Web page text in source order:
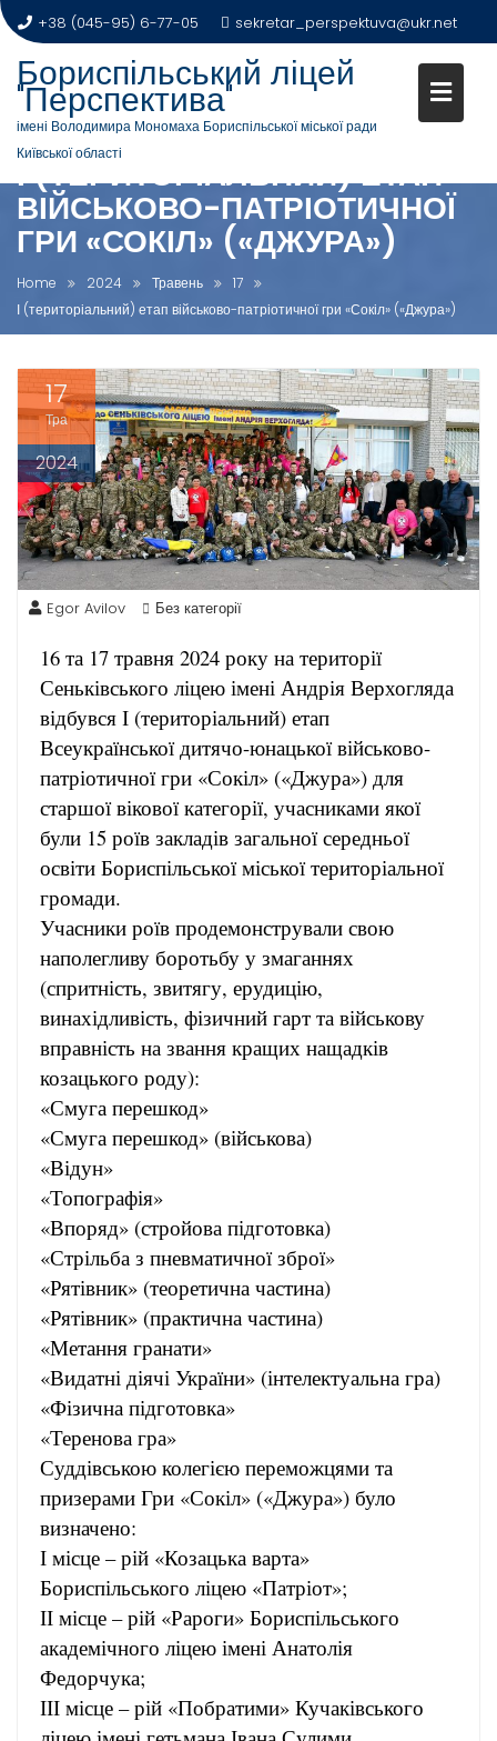
+38 (045-95) 6-77-05 sekretar_perspektuva@ukr.net
Бориспільський ліцей
"Перспектива"
імені Володимира Мономаха Бориспільської міської ради
Київської області
І (ТЕРИТОРІАЛЬНИЙ) ЕТАП
ВІЙСЬКОВО-ПАТРІОТИЧНОЇ
ГРИ «СОКІЛ» («ДЖУРА»)
Home 2024 Травень
17
І (територіальний) етап військово-патріотичної гри «Сокіл» («Джура»)
17
Тра
2024
Egor Avilov Без категорії
16 та 17 травня 2024 року на території
Сеньківського ліцею імені Андрія Верхогляда
відбувся І (територіальний) етап
Всеукраїнської дитячо-юнацької військово-
патріотичної гри «Сокіл» («Джура») для
старшої вікової категорії, учасниками якої
були 15 роїв закладів загальної середньої
освіти Бориспільської міської територіальної
громади.
Учасники роїв продемонстрували свою
наполегливу боротьбу у змаганнях
(спритність, звитягу, ерудицію,
винахідливість, фізичний гарт та військову
вправність на звання кращих нащадків
козацького роду):
«Смуга перешкод»
«Смуга перешкод» (військова)
«Відун»
«Топографія»
«Впоряд» (стройова підготовка)
«Стрільба з пневматичної зброї»
«Рятівник» (теоретична частина)
«Рятівник» (практична частина)
«Метання гранати»
«Видатні діячі України» (інтелектуальна гра)
«Фізична підготовка»
«Теренова гра»
Суддівською колегією переможцями та
призерами Гри «Сокіл» («Джура») було
визначено:
І місце – рій «Козацька варта»
Бориспільського ліцею «Патріот»;
ІІ місце – рій «Рароги» Бориспільського
академічного ліцею імені Анатолія
Федорчука;
ІІІ місце – рій «Побратими» Кучаківського